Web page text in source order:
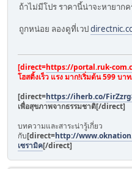
ถ้าไม่มีโปร ราคานี้น่าจะหายาก
ถูกหน่อย ลองดูที่เวป
[direct=https://portal.ruk-
โฮสติ้งเร็ว แรง มาก!เริ่มต้น 599 บ
[direct=https://iherb.co/
เพื่อสุขภาพจากธรรมชาติ[/direct]
บทความและสาระน่ารู้เกี่ยว
กับ[direct=http://
เซรามิค[/direct]